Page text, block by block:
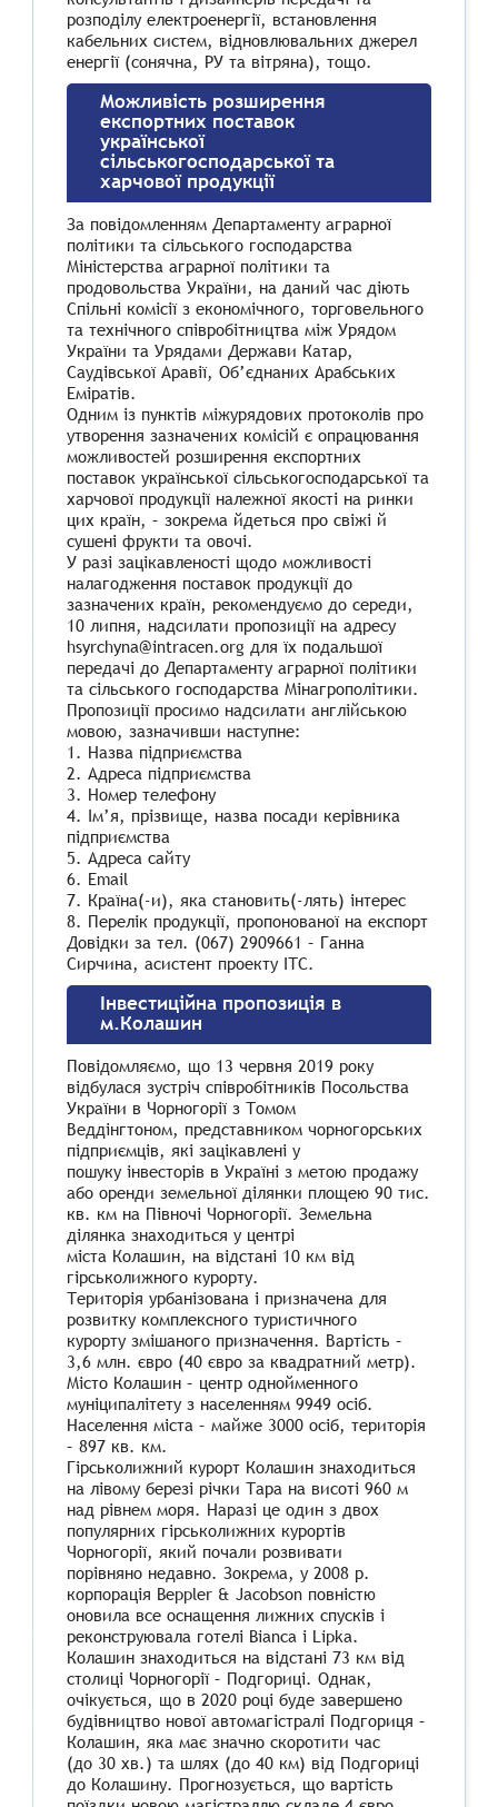
розподілу електроенергії, встановлення
кабельних систем, відновлювальних джерел
енергії (сонячна, РУ та вітряна), тощо.
Можливість розширення
експортних поставок
української
сільськогосподарської та
харчової продукції
За повідомленням Департаменту аграрної
політики та сільського господарства
Міністерства аграрної політики та
продовольства України, на даний час діють
Спільні комісії з економічного, торговельного
та технічного співробітництва між Урядом
України та Урядами Держави Катар,
Саудівської Аравії, Об’єднаних Арабських
Еміратів.
Одним із пунктів міжурядових протоколів про
утворення зазначених комісій є опрацювання
можливостей розширення експортних
поставок української сільськогосподарської та
харчової продукції належної якості на ринки
цих країн, – зокрема йдеться про свіжі й
сушені фрукти та овочі.
У разі зацікавленості щодо можливості
налагодження поставок продукції до
зазначених країн, рекомендуємо до середи,
10 липня, надсилати пропозиції на адресу
hsyrchyna@intracen.org для їх подальшої
передачі до Департаменту аграрної політики
та сільського господарства Мінагрополітики.
Пропозиції просимо надсилати англійською
мовою, зазначивши наступне:
1. Назва підприємства
2. Адреса підприємства
3. Номер телефону
4. Ім’я, прізвище, назва посади керівника
підприємства
5. Адреса сайту
6. Email
7. Країна(-и), яка становить(-лять) інтерес
8. Перелік продукції, пропонованої на експорт
Довідки за тел. (067) 2909661 – Ганна
Сирчина, асистент проекту ІТС.
Інвестиційна пропозиція в
м.Колашин
Повідомляємо, що 13 червня 2019 року
відбулася зустріч співробітників Посольства
України в Чорногорії з Томом
Веддінгтоном, представником чорногорських
підприємців, які зацікавлені у
пошуку інвесторів в Україні з метою продажу
або оренди земельної ділянки площею 90 тис.
кв. км на Півночі Чорногорії. Земельна
ділянка знаходиться у центрі
міста Колашин, на відстані 10 км від
гірськолижного курорту.
Територія урбанізована і призначена для
розвитку комплексного туристичного
курорту змішаного призначення. Вартість –
3,6 млн. євро (40 євро за квадратний метр).
Місто Колашин – центр однойменного
муніципалітету з населенням 9949 осіб.
Населення міста – майже 3000 осіб, територія
– 897 кв. км.
Гірськолижний курорт Колашин знаходиться
на лівому березі річки Тара на висоті 960 м
над рівнем моря. Наразі це один з двох
популярних гірськолижних курортів
Чорногорії, який почали розвивати
порівняно недавно. Зокрема, у 2008 р.
корпорація Beppler & Jacobson повністю
оновила все оснащення лижних спусків і
реконструювала готелі Bianca і Lipka.
Колашин знаходиться на відстані 73 км від
столиці Чорногорії – Подгориці. Однак,
очікується, що в 2020 році буде завершено
будівництво нової автомагістралі Подгориця –
Колашин, яка має значно скоротити час
(до 30 хв.) та шлях (до 40 км) від Подгориці
до Колашину. Прогнозується, що вартість